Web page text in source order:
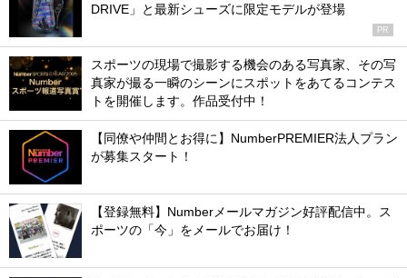
DRIVE」と最新シューズに限定モデルが登場
PR
スポーツの現場で撮影する機会のある写真家、その写
真家が撮る一瞬のシーンにスポットをあてるコンテス
トを開催します。作品受付中！
【同僚や仲間とお得に】NumberPREMIER法人プラン
が募集スタート！
【登録無料】Numberメールマガジン好評配信中。ス
ポーツの「今」をメールでお届け！